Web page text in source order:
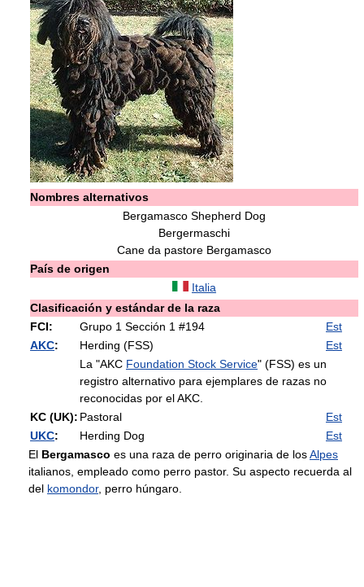
Nombres alternativos
Bergamasco Shepherd Dog
Bergermaschi
Cane da pastore Bergamasco
País de origen
Italia
Clasificación y estándar de la raza
FCI:
Grupo 1 Sección 1 #194
Est
AKC: Herding (FSS)
Est
La "AKC Foundation Stock Service" (FSS) es un
registro alternativo para ejemplares de razas no
reconocidas por el AKC.
KC (UK): Pastoral
Est
UKC: Herding Dog
Est
El Bergamasco es una raza de perro originaria de losAlpes
italianos, empleado como perro pastor. Su aspecto recuerda al
del komondor, perro húngaro.